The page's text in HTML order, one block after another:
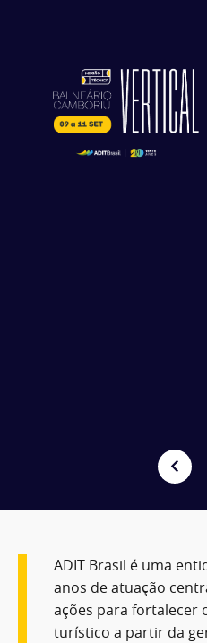
ADIT Brasil é uma
anos de atuação
ações para fortalecer
turístico a partir da